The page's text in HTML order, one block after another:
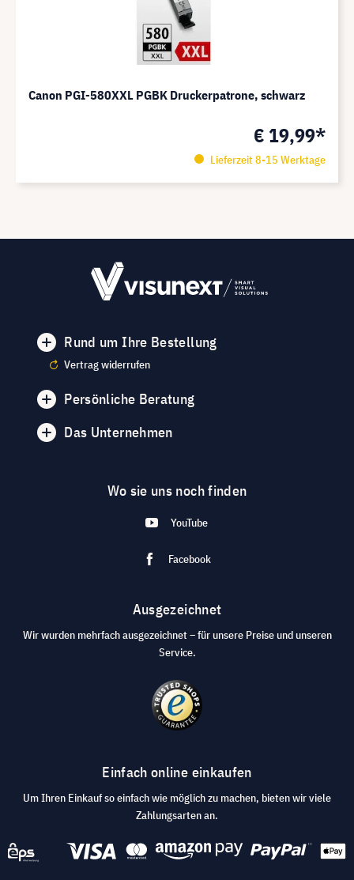
Canon PGI-580XXL PGBK Druckerpatrone, schwarz
€ 19,99*
Lieferzeit 8-15 Werktage
Rund um Ihre Bestellung
Vertrag widerrufen
Persönliche Beratung
Das Unternehmen
Wo sie uns noch finden
YouTube
Facebook
Ausgezeichnet
Wir wurden mehrfach ausgezeichnet – für unsere Preise und unseren
Service.
Einfach online einkaufen
Um Ihren Einkauf so einfach wie möglich zu machen, bieten wir viele
Zahlungsarten an.